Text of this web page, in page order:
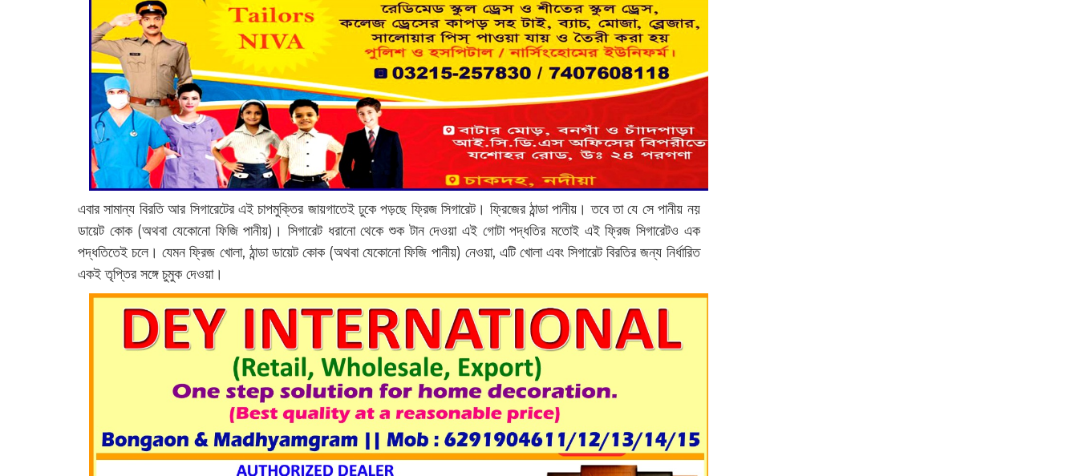
এবার সামান্য বিরতি আর সিগারেটের এই চাপমুক্তির জায়গাতেই ঢুকে পড়ছে ফ্রিজ সিগারেট। ফ্রিজের ঠান্ডা পানীয়। তবে তা যে সে পানীয় নয়
ডায়েট কোক (অথবা যেকোনো ফিজি পানীয়)। সিগারেট ধরানো থেকে শুক টান দেওয়া এই গোটা পদ্ধতির মতোই এই ফ্রিজ সিগারেটও এক
পদ্ধতিতেই চলে। যেমন ফ্রিজ খোলা, ঠান্ডা ডায়েট কোক (অথবা যেকোনো ফিজি পানীয়) নেওয়া, এটি খোলা এবং সিগারেট বিরতির জন্য নির্ধারিত
একই তৃপ্তির সঙ্গে চুমুক দেওয়া।